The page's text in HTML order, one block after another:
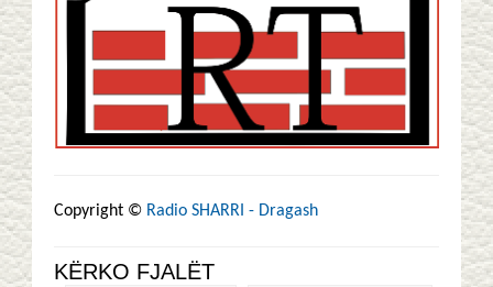
Copyright © Radio SHARRI - Dragash
KËRKO FJALËT